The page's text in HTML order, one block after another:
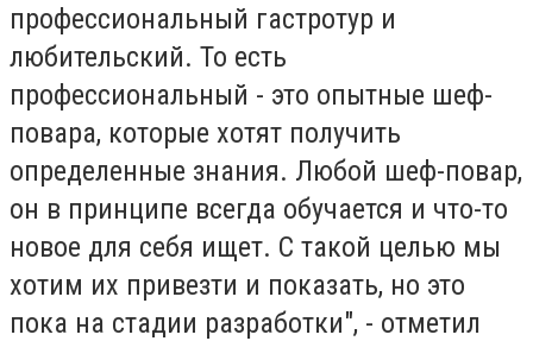
профессиональный гаcтротур и
любительский. То есть
профессиональный - это опытные шеф-
повара, которые хотят получить
определенные знания. Любой шеф-повар,
он в принципе всегда обучается и что-то
новое для себя ищет. С такой целью мы
хотим их привезти и показать, но это
пока на стадии разработки", - отметил